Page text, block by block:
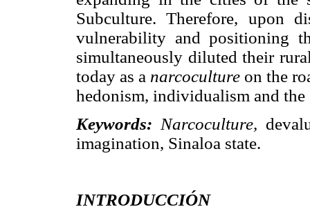
Subculture. Therefore, upon
vulnerability and positioning
simultaneously diluted their
today as a narcoculture on the
hedonism, individualism and the
Keywords: Narcoculture,
imagination, Sinaloa state.
INTRODUCCIÓN